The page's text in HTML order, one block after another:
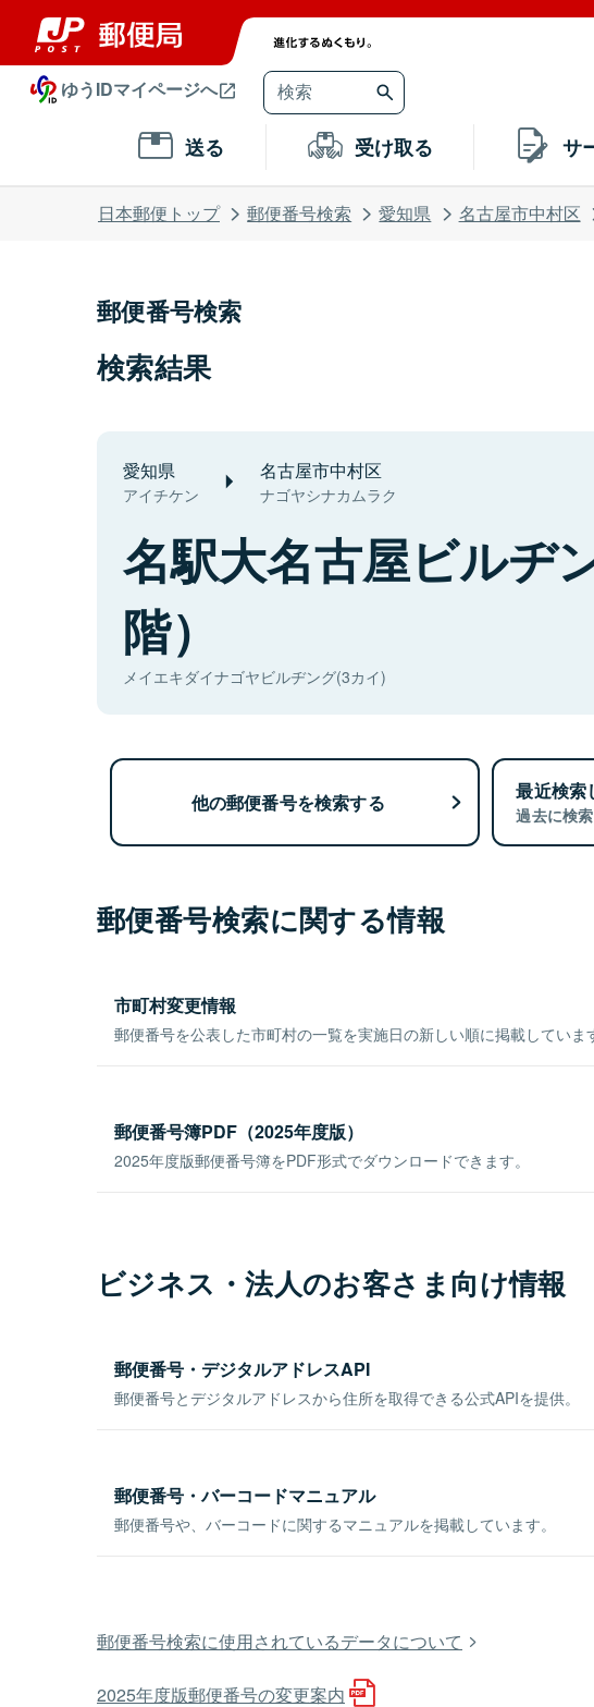
ゆうIDマイページへ
送る 受け取る サ
日本郵便トップ 郵便番号検索 愛知県 名古屋市中村区
郵便番号検索
検索結果
愛知県
アイチケン
名古屋市中村区
ナゴヤシナカムラク
名駅大名古屋ビルヂ
階）
メイエキダイナゴヤビルヂング(3カイ)
他の郵便番号を検索する 最近検索
過去に検
郵便番号検索に関する情報
市町村変更情報
郵便番号を公表した市町村の一覧を実施日の新しい順に掲載していま
郵便番号簿PDF（2025年度版）
2025年度版郵便番号簿をPDF形式でダウンロードできます。
ビジネス・法人のお客さま向け情報
郵便番号・デジタルアドレスAPI
郵便番号とデジタルアドレスから住所を取得できる公式APIを提供。
郵便番号・バーコードマニュアル
郵便番号や、バーコードに関するマニュアルを掲載しています。
郵便番号検索に使用されているデータについて
2025年度版郵便番号の変更案内